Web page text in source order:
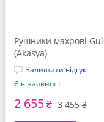
Рушники махрові
(Akasya)
Залишити відгук
Є в наявності
2 655₴ 3 455 ₴